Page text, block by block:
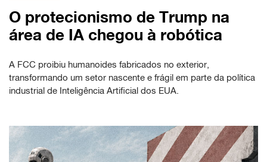
O protecionismo de Trump na
área de IA chegou à robótica
A FCC proibiu humanoides fabricados no exterior,
transformando um setor nascente e frágil em parte da política
industrial de Inteligência Artificial dos EUA.